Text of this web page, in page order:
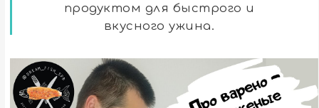
продуктом для быстрого и
вкусного ужина.